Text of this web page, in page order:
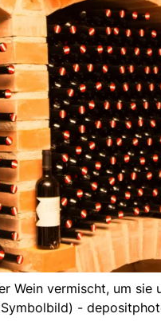
Wein vermischt, um sie
-